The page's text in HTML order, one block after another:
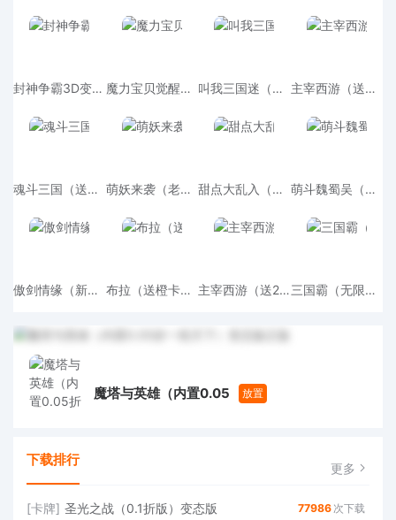
封神争霸3D变态版 魔力宝贝觉醒变态版 叫我三国迷（万元真充卡）变态版 主宰西游（送一万现金点）变态版
魂斗三国（送GM工具）变态版 萌妖来袭（老玩家高返版）变态版 甜点大乱入（GM余额免充版）变态版 萌斗魏蜀吴（科技免充资源）变态版
傲剑情缘（新武侠无限648）变态版 布拉（送橙卡万充）变态版 主宰西游（送20E元宝）变态版 三国霸（无限资源阁）变态版
魔塔与英雄（内置0.05 放置
下载排行 更多
[卡牌] 圣光之战（0.1折版）变态版 77986 次下载